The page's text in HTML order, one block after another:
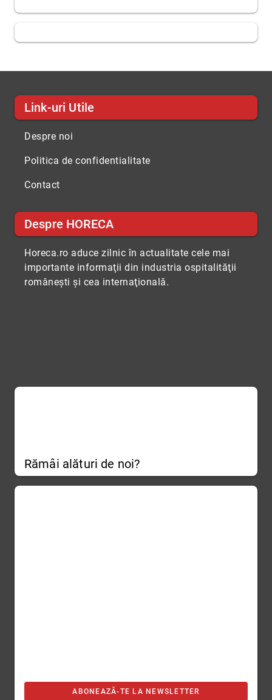
Link-uri Utile
Despre noi
Politica de confidentialitate
Contact
Despre HORECA
Horeca.ro aduce zilnic în actualitate cele mai
importante informaţii din industria ospitalităţii
româneşti şi cea internaţională.
Rămâi alături de noi?
ABONEAZĂ-TE LA NEWSLETTER